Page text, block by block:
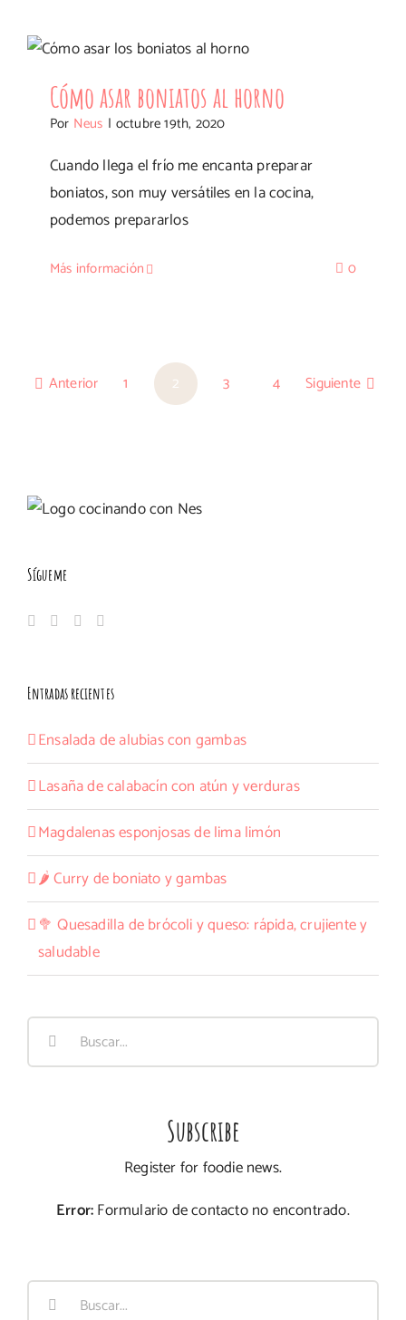
Cómo asar boniatos al horno
Cómo asar boniatos al horno
Por Neus | octubre 19th, 2020
Cuando llega el frío me encanta preparar
boniatos, son muy versátiles en la cocina,
podemos prepararlos
Más información 0
Anterior 1 2 3 4 Siguiente
Sígueme
Entradas recientes
Ensalada de alubias con gambas
Lasaña de calabacín con atún y verduras
Magdalenas esponjosas de lima limón
🌶️ Curry de boniato y gambas
🥦 Quesadilla de brócoli y queso: rápida, crujiente y
saludable
Buscar:
Subscribe
Register for foodie news.
Error:Formulario de contacto no encontrado.
Buscar: